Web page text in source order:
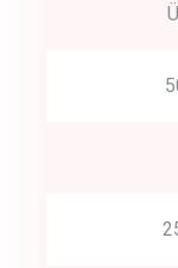
Start by trying our